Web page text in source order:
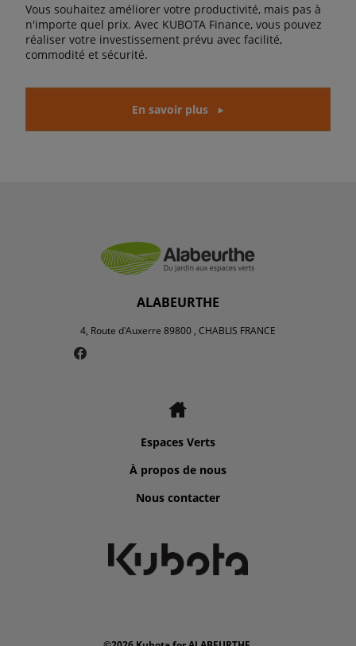
Vous souhaitez améliorer votre productivité, mais pas à
n'importe quel prix. Avec KUBOTA Finance, vous pouvez
réaliser votre investissement prévu avec facilité,
commodité et sécurité.
En savoir plus
ALABEURTHE
4, Route d'Auxerre 89800 , CHABLIS FRANCE
Espaces Verts
À propos de nous
Nous contacter